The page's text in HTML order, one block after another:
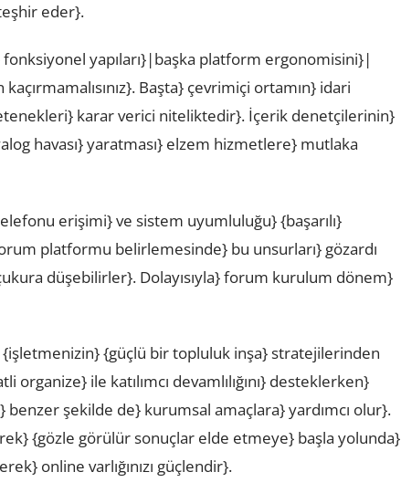
teşhir eder}.
yapıları}|başka platform ergonomisini}|
Başta} çevrimiçi ortamın} idari
karar verici niteliktedir}. İçerik denetçilerinin}
havası} yaratması} elzem hizmetlere} mutlaka
erişimi} ve sistem uyumluluğu} {başarılı}
platformu belirlemesinde} bu unsurları} gözardı
düşebilirler}. Dolayısıyla} forum kurulum dönem}
{güçlü bir topluluk inşa} stratejilerinden
ile katılımcı devamlılığını} desteklerken}
şekilde de} kurumsal amaçlara} yardımcı olur}.
{gözle görülür sonuçlar elde etmeye} başla yolunda}
online varlığınızı güçlendir}.